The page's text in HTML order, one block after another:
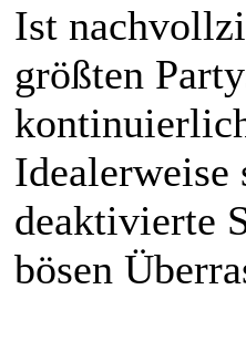
Ist
größten
Idealerweise
deaktivierte
bösen